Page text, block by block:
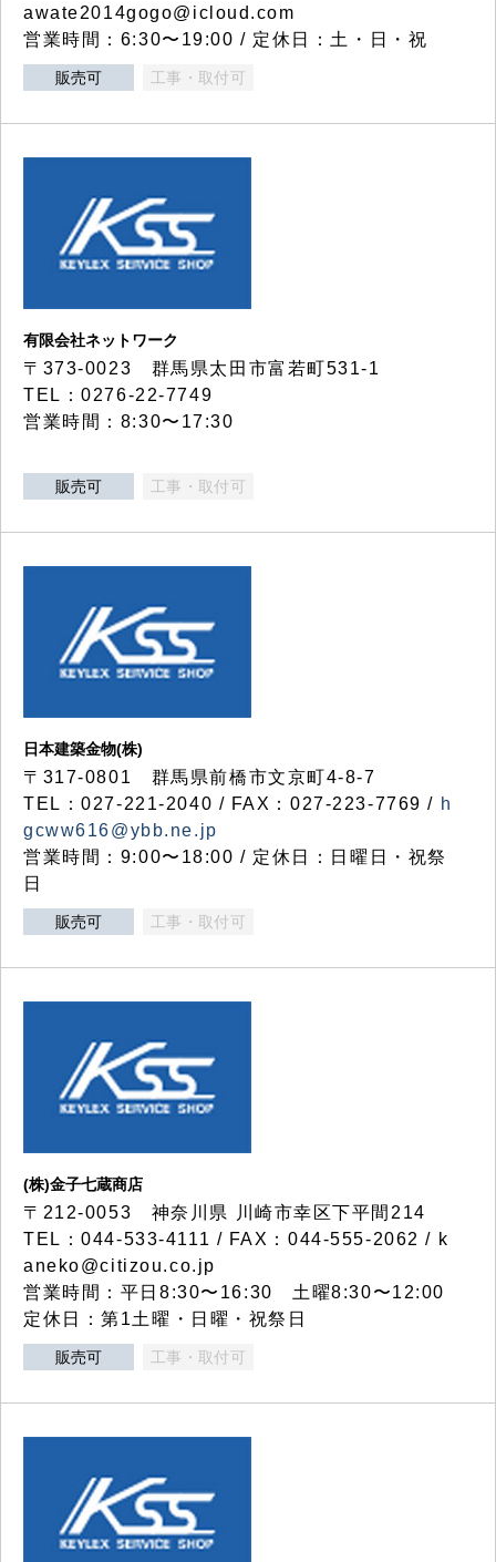
awate2014gogo@icloud.com
営業時間：6:30〜19:00 / 定休日：土・日・祝
販売可 工事・取付可
有限会社ネットワーク
〒373-0023 群馬県太田市富若町531-1
TEL：0276-22-7749
営業時間：8:30〜17:30
販売可 工事・取付可
日本建築金物(株)
〒317‐0801 群馬県前橋市文京町4-8-7
TEL：027-221-2040 / FAX：027-223-7769 / h
gcww616@ybb.ne.jp
営業時間：9:00〜18:00 / 定休日：日曜日・祝祭
日
販売可 工事・取付可
(株)金子七蔵商店
〒212-0053 神奈川県 川崎市幸区下平間214
TEL：044-533-4111 / FAX：044-555-2062 / k
aneko@citizou.co.jp
営業時間：平日8:30〜16:30 土曜8:30〜12:00
定休日：第1土曜・日曜・祝祭日
販売可 工事・取付可